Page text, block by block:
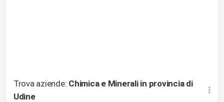
Trova aziende: Chimica e Minerali in provincia di
Udine